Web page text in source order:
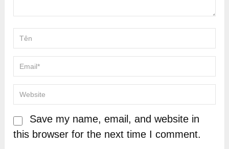
Save my name, email, and website in
this browser for the next time I comment.